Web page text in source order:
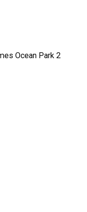
Ocean Park 2